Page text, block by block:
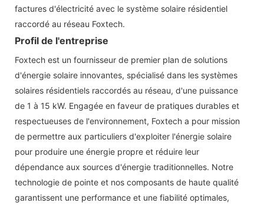
factures d'électricité avec le système solaire résidentiel
raccordé au réseau Foxtech.
Profil de l'entreprise
Foxtech est un fournisseur de premier plan de solutions
d'énergie solaire innovantes, spécialisé dans les systèmes
solaires résidentiels raccordés au réseau, d'une puissance
de 1 à 15 kW. Engagée en faveur de pratiques durables et
respectueuses de l'environnement, Foxtech a pour mission
de permettre aux particuliers d'exploiter l'énergie solaire
pour produire une énergie propre et réduire leur
dépendance aux sources d'énergie traditionnelles. Notre
technologie de pointe et nos composants de haute qualité
garantissent une performance et une fiabilité optimales,